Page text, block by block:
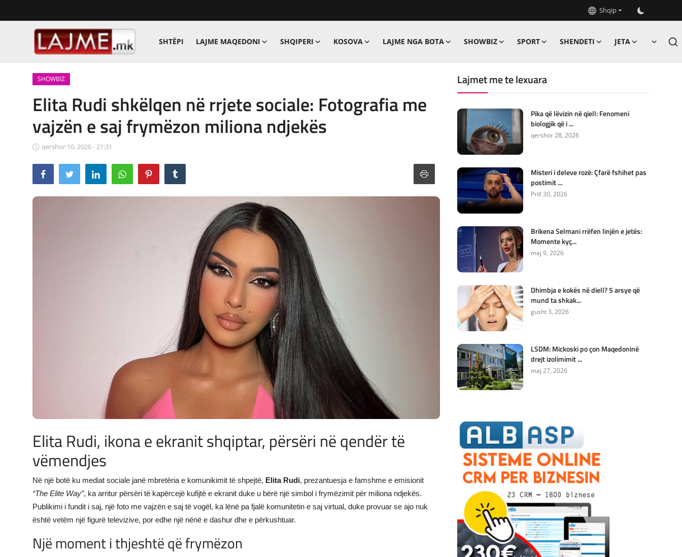
Shqip
SHTËPI LAJME MAQEDONI SHQIPERI KOSOVA LAJME NGA BOTA SHOWBIZ SPORT SHENDETI JETA
LAJME MAQEDONI
SHQIPERI
KOSOVA
LAJME NGA BOTA
SHOWBIZ
SHOWBIZ
Elita Rudi shkëlqen në rrjete sociale: Fotografia me
vajzën e saj frymëzon miliona ndjekës
qershor 10, 2026 - 21:31
Elita Rudi, ikona e ekranit shqiptar, përsëri në qendër të
vëmendjes
Në një botë ku mediat sociale janë mbretëria e komunikimit të shpejtë, Elita Rudi, prezantuesja e famshme e emisionit
“The Elite Way”, ka arritur përsëri të kapërcejë kufijtë e ekranit duke u bërë një simbol i frymëzimit për miliona ndjekës.
Publikimi i fundit i saj, një foto me vajzën e saj të vogël, ka lënë pa fjalë komunitetin e saj virtual, duke provuar se ajo nuk
është vetëm një figurë televizive, por edhe një nënë e dashur dhe e përkushtuar.
Një moment i thjeshtë që frymëzon
Lajmet me te lexuara
Pika që lëvizin në qiell: Fenomeni
biologjik që i ...
qershor 28, 2026
Misteri i deleve rozë: Çfarë fshihet pas
postimit ...
Prill 30, 2026
Brikena Selmani rrëfen linjën e jetës:
Momente kyç...
maj 9, 2026
Dhimbja e kokës në diell? 5 arsye që
mund ta shkak...
gusht 3, 2026
LSDM: Mickoski po çon Maqedoninë
drejt izolimimit ...
maj 27, 2026